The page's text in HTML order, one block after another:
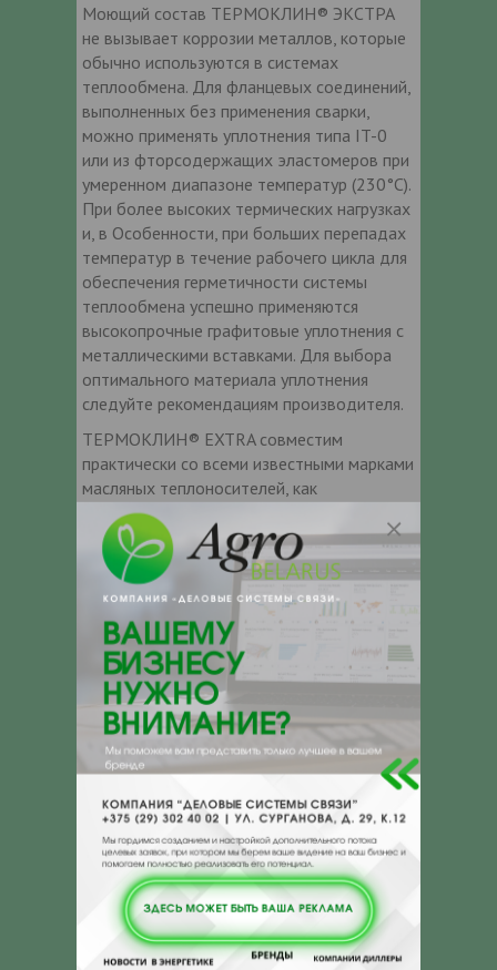
Моющий состав ТЕРМОКЛИН® ЭКСТРА
не вызывает коррозии металлов, которые
обычно используются в системах
теплообмена. Для фланцевых соединений,
выполненных без применения сварки,
можно применять уплотнения типа IT-0
или из фторсодержащих эластомеров при
умеренном диапазоне температур (230°C).
При более высоких термических нагрузках
и, в Особенности, при больших перепадах
температур в течение рабочего цикла для
обеспечения герметичности системы
теплообмена успешно применяются
высокопрочные графитовые уплотнения с
металлическими вставками. Для выбора
оптимального материала уплотнения
следуйте рекомендациям производителя.
ТЕРМОКЛИН® EXTRA совместим
практически со всеми известными марками
масляных теплоносителей, как
минеральными, так и синтетическими:
Минеральные
теплоносители
Синтетические
теплоносители
АМТ-300 (серия П,
Т, ОМ и др.)
Dowtherm
Mobiltherm 603,
605
Marlotherm
Shell Thermo
Therminol
Fragoltherm
XCeltherm
Физические и химические Свойства
Внешний вид
Прозрачная жидкость
светло-желтого цвета с
характерным запахом.
Температура
кипения, оС
280-320